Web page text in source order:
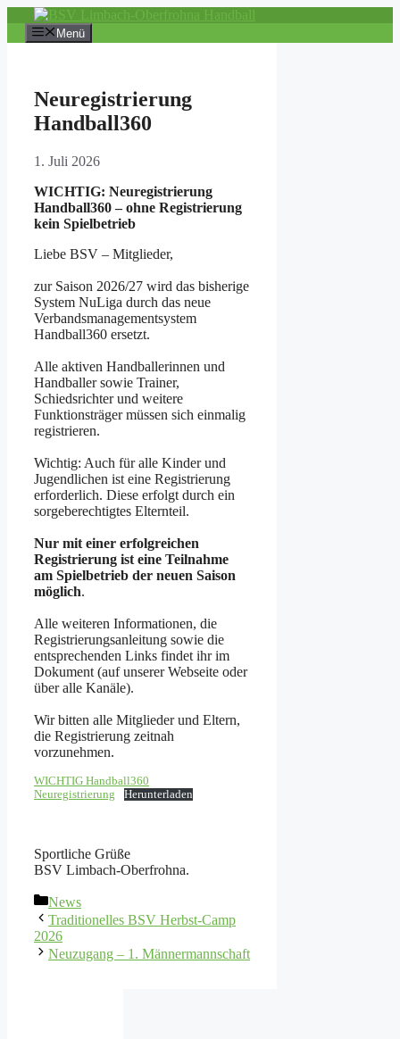
Inhalt
springen
Menü
Neuregistrierung
Handball360
1. Juli 2026
WICHTIG: Neuregistrierung
Handball360 – ohne Registrierung
kein Spielbetrieb
Liebe BSV – Mitglieder,
zur Saison 2026/27 wird das bisherige
System NuLiga durch das neue
Verbandsmanagementsystem
Handball360 ersetzt.
Alle aktiven Handballerinnen und
Handballer sowie Trainer,
Schiedsrichter und weitere
Funktionsträger müssen sich einmalig
registrieren.
Wichtig: Auch für alle Kinder und
Jugendlichen ist eine Registrierung
erforderlich. Diese erfolgt durch ein
sorgeberechtigtes Elternteil.
Nur mit einer erfolgreichen
Registrierung ist eine Teilnahme
am Spielbetrieb der neuen Saison
möglich.
Alle weiteren Informationen, die
Registrierungsanleitung sowie die
entsprechenden Links findet ihr im
Dokument (auf unserer Webseite oder
über alle Kanäle).
Wir bitten alle Mitglieder und Eltern,
die Registrierung zeitnah
vorzunehmen.
WICHTIG Handball360
Neuregistrierung
Herunterladen
Sportliche Grüße
BSV Limbach-Oberfrohna.
Kategorien
News
Traditionelles BSV Herbst-Camp
2026
Neuzugang – 1. Männermannschaft